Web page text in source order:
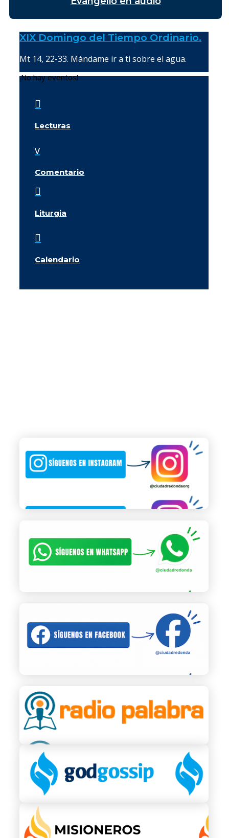
XIX Domingo del Tiempo Ordinario.
Mt 14, 22-33. Mándame ir a ti sobre el agua.
¡No hay eventos!

Lecturas
v
Comentario

Liturgia

Calendario